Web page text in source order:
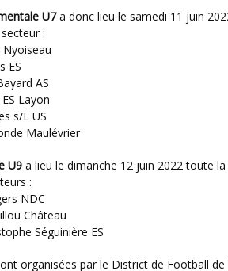
U7a donc lieu le samedi 11 juin
:
Nyoiseau
ES
AS
Layon
s/L US
Maulévrier
U9 a lieu le dimanche 12 juin 2022 toute
:
NDC
Château
Séguinière ES